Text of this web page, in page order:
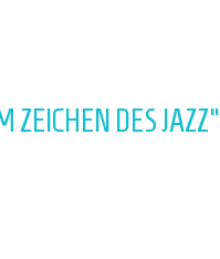
ZEICHEN DES JAZZ"